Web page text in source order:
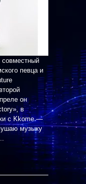
совместный
певца и
он
в
с Kkome —
музыку